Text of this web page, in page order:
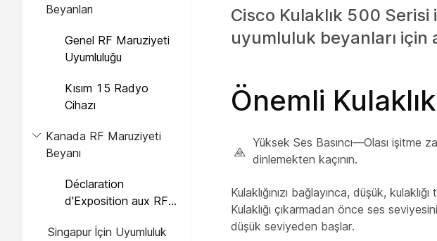
Beyanları
Genel RF Maruziyeti
Uyumluluğu
Kısım 15 Radyo
Cihazı
Kanada RF Maruziyeti
Beyanı
Déclaration
d'Exposition aux RF
Singapur İçin Uyumluluk
Cisco Kulaklık 500
uyumluluk beyanları için
Önemli
Yüksek Ses Basıncı—Olası işitme
dinlemekten kaçının.
Kulaklığınızı bağlayınca, düşük,
Kulaklığı çıkarmadan önce ses
düşük seviyeden başlar.